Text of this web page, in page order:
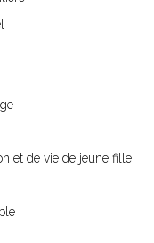
et de vie de jeune fille